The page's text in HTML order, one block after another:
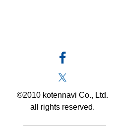
©2010 kotennavi Co., Ltd.
all rights reserved.